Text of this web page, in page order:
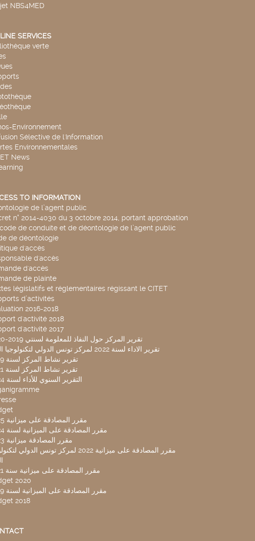
NBS4MED
SERVICES
verte
Environnement
Sélective de l'Information
Environnementales
News
TO INFORMATION
de l’agent public
n° 2014-4030 du 3 octobre 2014, portant approbation
de conduite et de déontologie de l’agent public
de déontologie
d'accès
d'accès
d'accès
de plainte
législatifs et réglementaires régissant le CITET
d’activités
2016-2018
d'activité 2018
d'activité 2017
تقرير المركز حول النفاذ للمعلومة لسنتي 2019-2020
تقرير الاداء لسنة 2022 لمركز تونس الدولي لتكنولوجيا البيئة
تقرير نشاط المركز لسنة 2019
تقرير نشاط المركز لسنة 2021
التقرير السنوي للأداء لسنة 2024
2025 مقرر المصادقة على ميزانية
مقرر المصادقة على الميزانية لسنة 2024
مقرر المصادقة ميزانية 2023
مقرر المصادقة على ميزانية 2022 لمركز تونس الدولي
مقرر المصادقة على ميزانية سنة 2021
2020
مقرر المصادقة على الميزانية لسنة 2019
2018